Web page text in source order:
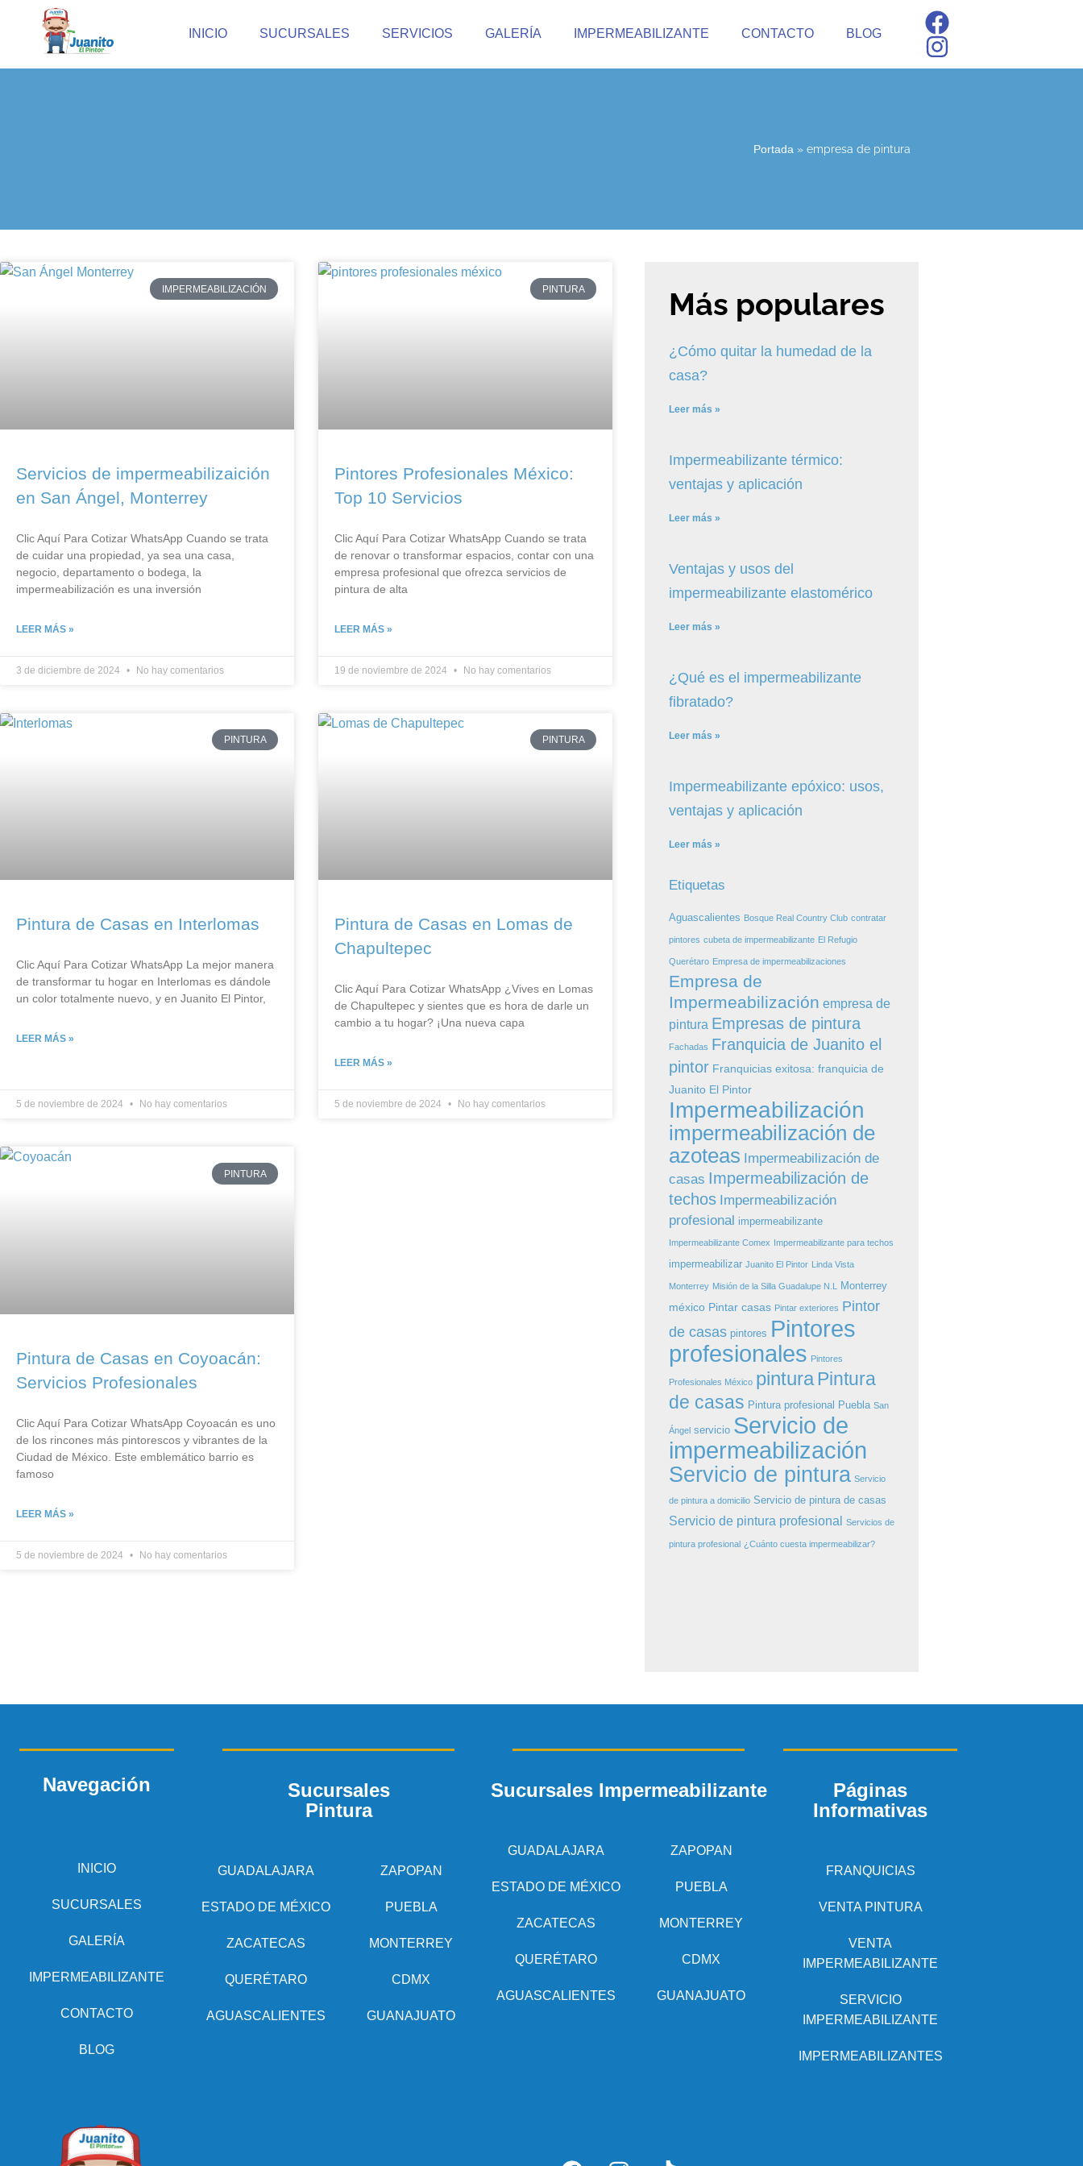
INICIO SUCURSALES SERVICIOS GALERÍA IMPERMEABILIZANTE CONTACTO BLOG
Portada » empresa de pintura
IMPERMEABILIZACIÓN
Servicios de impermeabilizaición
en San Ángel, Monterrey
Clic Aquí Para Cotizar​ WhatsApp Cuando se trata
de cuidar una propiedad, ya sea una casa,
negocio, departamento o bodega, la
impermeabilización es una inversión
LEER MÁS »
3 de diciembre de 2024 No hay comentarios
PINTURA
Pintores Profesionales México:
Top 10 Servicios
Clic Aquí Para Cotizar​ WhatsApp Cuando se trata
de renovar o transformar espacios, contar con una
empresa profesional que ofrezca servicios de
pintura de alta
LEER MÁS »
19 de noviembre de 2024 No hay comentarios
PINTURA
Pintura de Casas en Interlomas
Clic Aquí Para Cotizar​ WhatsApp La mejor manera
de transformar tu hogar en Interlomas es dándole
un color totalmente nuevo, y en Juanito El Pintor,
LEER MÁS »
5 de noviembre de 2024 No hay comentarios
PINTURA
Pintura de Casas en Lomas de
Chapultepec
Clic Aquí Para Cotizar​ WhatsApp ¿Vives en Lomas
de Chapultepec y sientes que es hora de darle un
cambio a tu hogar? ¡Una nueva capa
LEER MÁS »
5 de noviembre de 2024 No hay comentarios
PINTURA
Pintura de Casas en Coyoacán:
Servicios Profesionales
Clic Aquí Para Cotizar​ WhatsApp Coyoacán es uno
de los rincones más pintorescos y vibrantes de la
Ciudad de México. Este emblemático barrio es
famoso
LEER MÁS »
5 de noviembre de 2024 No hay comentarios
Más populares
¿Cómo quitar la humedad de la
casa?
Leer más »
Impermeabilizante térmico:
ventajas y aplicación
Leer más »
Ventajas y usos del
impermeabilizante elastomérico
Leer más »
¿Qué es el impermeabilizante
fibratado?
Leer más »
Impermeabilizante epóxico: usos,
ventajas y aplicación
Leer más »
Etiquetas
Aguascalientes Bosque Real Country Club contratar
pintores cubeta de impermeabilizante El Refugio
Querétaro Empresa de impermeabilizaciones
Empresa de
Impermeabilización empresa de
pintura Empresas de pintura
Fachadas Franquicia de Juanito el
pintor Franquicias exitosa: franquicia de
Juanito El Pintor
Impermeabilización
impermeabilización de
azoteas Impermeabilización de
casas Impermeabilización de
techos Impermeabilización
profesional impermeabilizante
Impermeabilizante Comex Impermeabilizante para techos
impermeabilizar Juanito El Pintor Linda Vista
Monterrey Misión de la Silla Guadalupe N.L Monterrey
méxico Pintar casas Pintar exteriores Pintor
de casas pintores Pintores
profesionales Pintores
Profesionales México pintura Pintura
de casas Pintura profesional Puebla San
Ángel servicio Servicio de
impermeabilización
Servicio de pintura Servicio
de pintura a domicilio Servicio de pintura de casas
Servicio de pintura profesional Servicios de
pintura profesional ¿Cuánto cuesta impermeabilizar?
Navegación
INICIO
SUCURSALES
GALERÍA
IMPERMEABILIZANTE
CONTACTO
BLOG
Sucursales
Pintura
GUADALAJARA ZAPOPAN
ESTADO DE MÉXICO PUEBLA
ZACATECAS MONTERREY
QUERÉTARO CDMX
AGUASCALIENTES GUANAJUATO
Sucursales Impermeabilizante
GUADALAJARA ZAPOPAN
ESTADO DE MÉXICO PUEBLA
ZACATECAS MONTERREY
QUERÉTARO CDMX
AGUASCALIENTES GUANAJUATO
Páginas
Informativas
FRANQUICIAS
VENTA PINTURA
VENTA
IMPERMEABILIZANTE
SERVICIO
IMPERMEABILIZANTE
IMPERMEABILIZANTES